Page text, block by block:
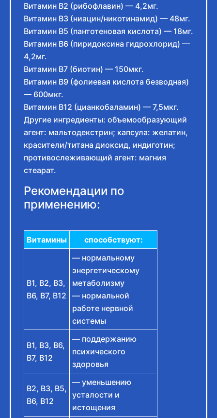
Витамин B2 (рибофлавин) — 4,2мг.
Витамин B3 (ниацин/никотинамид) — 48мг.
Витамин B5 (пантотеновая кислота) — 18мг.
Витамин B6 (пиридоксина гидрохлорид) —
4,2мг.
Витамин B7 (биотин) — 150мкг.
Витамин B9 (фолиевая кислота безводная)
— 600мкг.
Витамин B12 (цианкобаламин) — 7,5мкг.
Другие ингредиенты: объемообразующий
агент: мальтодекстрин; капсула: желатин,
красители/титана диоксид, индиготин;
противослеживающий агент: магния
стеарат.
Рекомендации по
применению:
Витамины способствуют:
B1, B2, B3,
B6, B7, B12
— нормальному
энергетическому
метаболизму
— нормальной
работе нервной
системы
B1, B3, B6,
B7, B12
— поддержанию
психического
здоровья
B2, B3, B5,
B6, B12
— уменьшению
усталости и
истощения